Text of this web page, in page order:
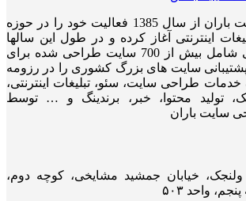
شرکت طراحی سایت باران از سال 1385 فعالیت خود را در حوزه
اینترنتی آغاز کرده و در طول این سالها
فعالیت های اینترنتی شامل بیش از 700 سایت طراحی شده برای
سایت های بزرگ کشوری را در رزومه
خدمات طراحی سایت، سئو، تبلیغات اینترنتی،
تولید محتوا، خبر، برندینگ و … توسط
سایت باران
ولنجک، خیابان جمشید مشایخی، کوچه دوم،
واحد ۵۰۳